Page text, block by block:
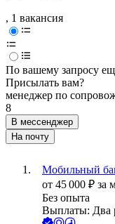
, 1 вакансия
По вашему запросу
Присылать вам?
менеджер по
8
В мессенджер
На почту
Мобильный
от 45 000 ₽ за
Без опыта
Выплаты: Два